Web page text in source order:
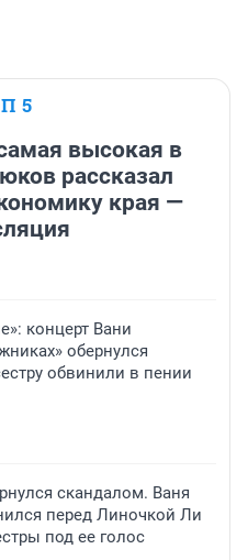
5
высокая в
рассказал
края —
концерт Вани
обернулся
обвинили в пении
скандалом. Ваня
перед Линочкой Ли
под ее голос